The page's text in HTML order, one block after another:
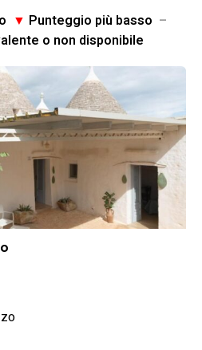
▼ Punteggio più basso –
o non disponibile